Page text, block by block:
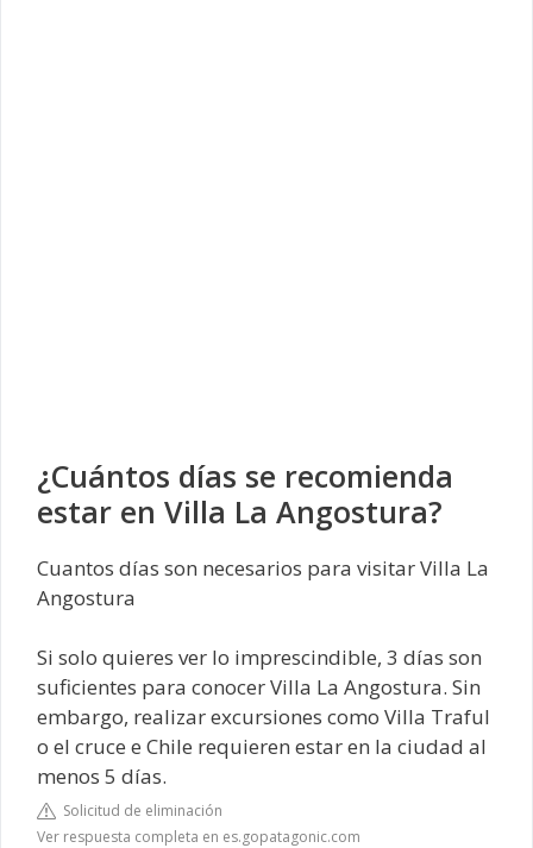
¿Cuántos días se recomienda
estar en Villa La Angostura?
Cuantos días son necesarios para visitar Villa La
Angostura
Si solo quieres ver lo imprescindible, 3 días son
suficientes para conocer Villa La Angostura. Sin
embargo, realizar excursiones como Villa Traful
o el cruce e Chile requieren estar en la ciudad al
menos 5 días.
Solicitud de eliminación
Ver respuesta completa en es.gopatagonic.com